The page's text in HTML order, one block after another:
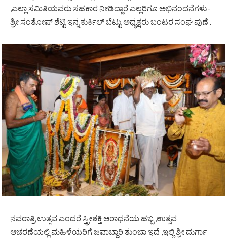
,ಎಲ್ಲಾ ಸಮಿತಿಯವರು ಸಹಕಾರ ನೀಡಿದ್ದಾರೆ ಎಲ್ಲರಿಗೂ ಅಭಿನಂದನೆಗಳು-
ಶ್ರೀ ಸಂತೋಷ್ ಶೆಟ್ಟಿ ಇನ್ನ ಕುರ್ಕಿಲ್ ಬೆಟ್ಟು ಅಧ್ಯಕ್ಷರು ಬಂಟರ ಸಂಘ ಪುಣೆ .
ನವರಾತ್ರಿ ಉತ್ಸವ ಎಂದರೆ ಸ್ತ್ರೀಶಕ್ತಿ ಆರಾಧನೆಯ ಹಬ್ಬ ,ಉತ್ಸವ
ಆಚರಣೆಯಲ್ಲಿ ಮಹಿಳೆಯರಿಗೆ ಜವಾಬ್ದಾರಿ ತುಂಬಾ ಇದೆ ,ಇಲ್ಲಿ ಶ್ರೀ ದುರ್ಗಾ